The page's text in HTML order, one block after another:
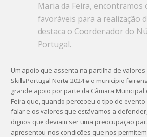
Maria da Feira, encontramos
favoráveis para a realização
destaca o Coordenador do
Portugal.
Um apoio que assenta na partilha de valores
SkillsPortugal Norte 2024 e o município
grande apoio por parte da Câmara Municipal
Feira que, quando percebeu o tipo de
falar e os valores que estávamos a
dignos que deviam ser uma preocupação
apresentou-nos condições que nos